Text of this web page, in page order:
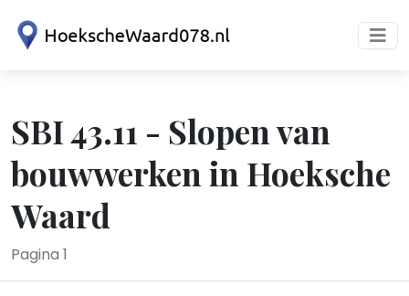
SBI 43.11 - Slopen van
bouwwerken in Hoeksche
Waard
Pagina 1